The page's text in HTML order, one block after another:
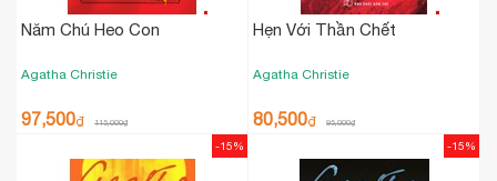
Năm Chú Heo Con
Agatha Christie
97,500₫ 115,000₫
Hẹn Với Thần Chết
Agatha Christie
80,500₫ 95,000₫
-15% -15%